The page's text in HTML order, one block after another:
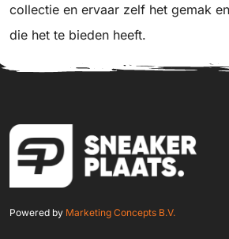
collectie en ervaar zelf het gemak
die het te bieden heeft.
Powered by Marketing Concepts B.V.